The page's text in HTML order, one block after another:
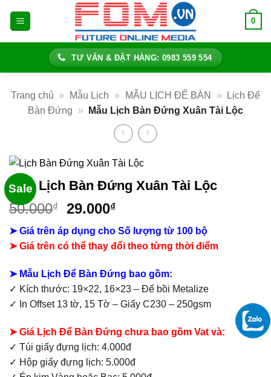
0
TƯ VẤN & ĐẶT HÀNG: 0983 559 554
Trang chủ » Mẫu Lịch » MẪU LỊCH ĐỂ BÀN »
Lịch Để
Bàn Đứng
» Mẫu Lịch Bàn Đứng Xuân Tài Lộc
Sale
Mẫu Lịch Bàn Đứng Xuân Tài Lộc
50.000₫
Giá
là:
50.000₫.
29.000₫Giá
hiện
tại
là:
29.000₫.
➤ Giá trên áp dụng cho Số lượng từ 100 bộ
➤Giá trên có thể thay đổi theo từng thời điểm
➤ Mẫu Lịch Để Bàn Đứng bao gồm:
✓ Kích thước: 19×22, 16×23 – Đế bồi Metalize
✓ In Offset 13 tờ, 15 Tờ – Giấy C230 – 250gsm
➤ Giá Lịch Để Bàn Đứng chưa bao gồm Vat và:
✓ Túi giấy đựng lịch: 4.000đ
✓ Hộp giấy đựng lịch: 5.000đ